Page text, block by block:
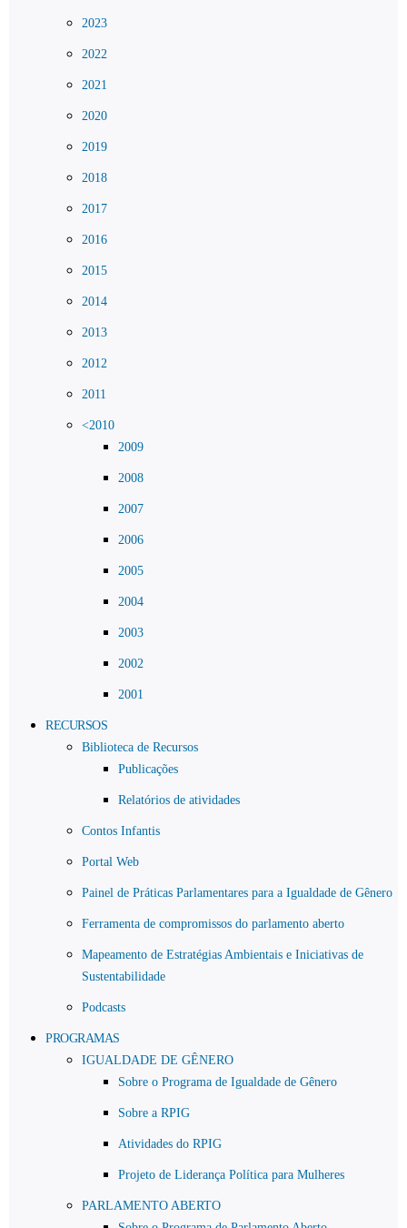
2023
2022
2021
2020
2019
2018
2017
2016
2015
2014
2013
2012
2011
<2010
2009
2008
2007
2006
2005
2004
2003
2002
2001
RECURSOS
Biblioteca de Recursos
Publicações
Relatórios de atividades
Contos Infantis
Portal Web
Painel de Práticas Parlamentares para a Igualdade de Gênero
Ferramenta de compromissos do parlamento aberto
Mapeamento de Estratégias Ambientais e Iniciativas de
Sustentabilidade
Podcasts
PROGRAMAS
IGUALDADE DE GÊNERO
Sobre o Programa de Igualdade de Gênero
Sobre a RPIG
Atividades do RPIG
Projeto de Liderança Política para Mulheres
PARLAMENTO ABERTO